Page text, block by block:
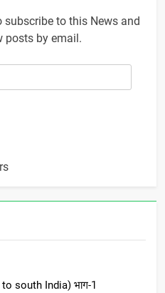
subscribe to this News and
posts by email.
south India) भाग-1